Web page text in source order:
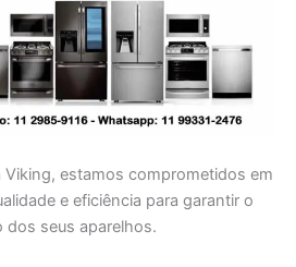
Viking, estamos comprometidos em
e eficiência para garantir o
seus aparelhos.